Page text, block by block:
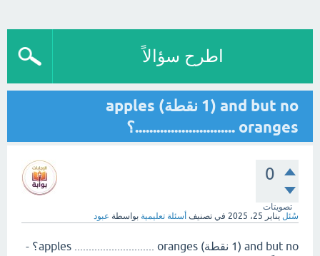
اطرح سؤالاً
and but no (1 نقطة) apples
............................ oranges؟
0
تصويتات
سُئل يناير 25، 2025 في تصنيف أسئلة تعليمية بواسطة عبود
and but no (1 نقطة) apples ............................ oranges؟ -